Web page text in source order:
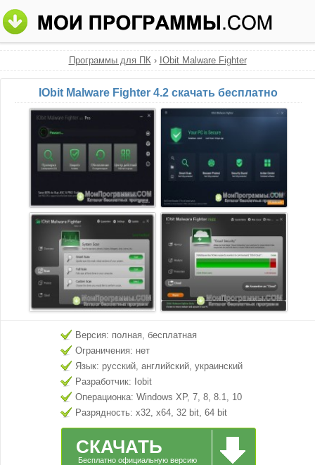
Программы для ПК› IObit Malware Fighter
IObit Malware Fighter 4.2 скачать бесплатно
Версия: полная, бесплатная
Ограничения: нет
Язык: русский, английский, украинский
Разработчик: Iobit
Операционка: Windows XP, 7, 8, 8.1, 10
Разрядность: x32, x64, 32 bit, 64 bit
СКАЧАТЬ
Бесплатно официальную версию